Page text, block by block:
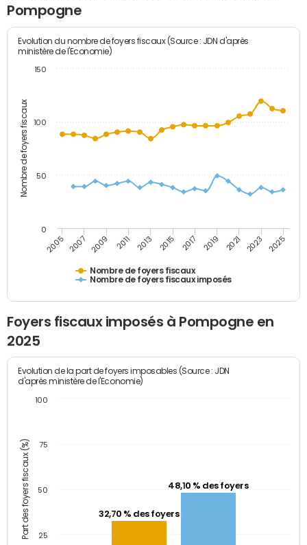
Pompogne
Nombre de foyers fiscaux
Evolution du nombre de foyers fiscaux (Source : JDN d'après
ministère de l'Economie)
Nombre de foyers fiscaux
Nombre de foyers fiscaux imposés
2005 2007 2009 2011 2013 2015 2017 2019 2021 2023 2025
0
50
100
150
Foyers fiscaux imposés à Pompogne en
2025
Part des foyers fiscaux (%)
Evolution de la part de foyers imposables (Source : JDN
d'après ministère de l'Economie)
32,70 % des foyers
48,10 % des foyers
25
50
75
100